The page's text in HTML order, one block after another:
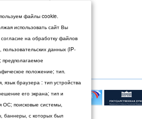
файлы cookie.
использовать сайт Вы
на обработку файлов
пользовательских данных (IP-
предполагаемое
положение; тип.
язык браузера : тип устройства
его экрана; тип и
ОС; поисковые системы,
баннеры, с которых был